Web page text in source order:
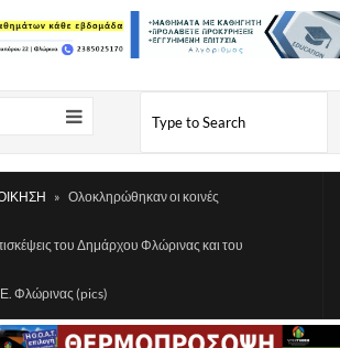
» Ολοκληρώθηκαν οι κοινές
του Δημάρχου Φλώρινας και του
Φλώρινας (pics)